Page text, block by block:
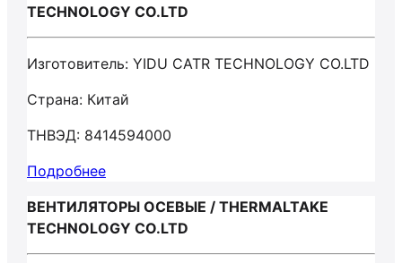
TECHNOLOGY CO.LTD
Изготовитель: YIDU CATR TECHNOLOGY CO.LTD
Страна: Китай
ТНВЭД: 8414594000
Подробнее
ВЕНТИЛЯТОРЫ ОСЕВЫЕ / THERMALTAKE
TECHNOLOGY CO.LTD